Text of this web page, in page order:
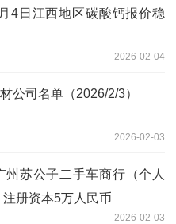
4日江西地区碳酸钙报价稳
2026-02-04
公司名单（2026/2/3）
2026-02-03
州苏公子二手车商行（个人
册资本5万人民币
2026-02-03